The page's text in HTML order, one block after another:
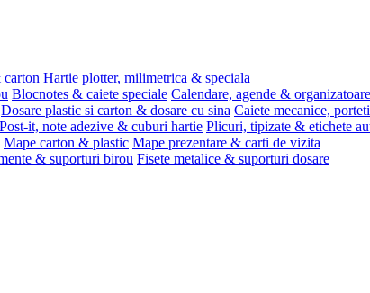
Hartie plotter, milimetrica & speciala
Blocnotes & caiete speciale Calendare, agende & organizatoare
Dosare plastic si carton & dosare cu sina Caiete mecanice,
Post-it, note adezive & cuburi hartie Plicuri, tipizate & etichete
Mape carton & plastic Mape prezentare & carti de vizita
& suporturi birou Fisete metalice & suporturi dosare